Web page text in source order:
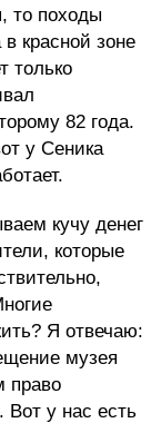
то походы
красной зоне
только
82 года.
у Сеника
кучу денег
которые
Я отвечаю:
музея
право
Вот у нас есть